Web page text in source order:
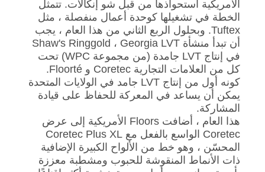
الأمريكية استحواذها من قبل شو إنكالات. تتمثل
الخطة في تشغيلها كوحدة أعمال منفصلة ، مثل
Tuftex. وبحلول الربع الثاني من هذا العام ، يجب
أن تبدأ منشأة Shaw's Ringgold ، Georgia LVT
في إنتاج LVT جامدة (من مجموعة WPC) تحت
كل من العلامات التجارية Coretec و Floorté.
كونه أول من إنتاج LVT جامد في الولايات المتحدة
يمكن أن يساعد في المعركة للحفاظ على قيادة
المشاركة.
هذا العام ، أضافت Floors الأمريكية إلى عرض
Coretec الواسع بالفعل مع Coretec Plus XL
المحسّن ، وهو خط من الألواح الكبيرة الإضافية
ذات الأنماط المنقوشة للحبوب ومشطبة معززة